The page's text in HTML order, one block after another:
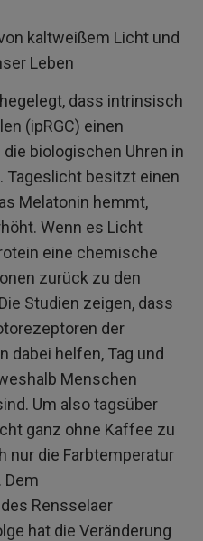
kaltweißem Licht und
Leben
dass intrinsisch
(ipRGC) einen
biologischen Uhren in
Tageslicht besitzt einen
Melatonin hemmt,
Wenn es Licht
eine chemische
zurück zu den
Studien zeigen, dass
der
dabei helfen, Tag und
Menschen
Um also tagsüber
ganz ohne Kaffee zu
nur die Farbtemperatur
Dem
Rensselaer
hat die Veränderung